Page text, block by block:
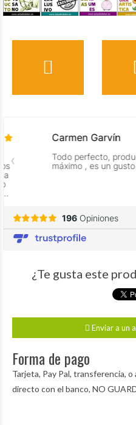
¿Te gusta este
Enviar a un
Forma de pago
Tarjeta, Pay Pal, transferencia,
directo con el banco, NO